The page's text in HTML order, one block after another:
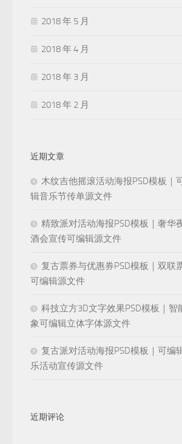
2018 年 5 月
2018 年 4 月
2018 年 3 月
2018 年 2 月
近期文章
木纹吉他摇滚活动海报PSD模板｜
辑音乐节传单源文件
精致派对活动海报PSD模板｜奢华
酒会宣传可编辑源文件
复古票券与优惠券PSD模板｜双联
可编辑源文件
科技立方3D文字效果PSD模板｜智
象可编辑立体字体源文件
复古派对活动海报PSD模板｜可编
乐活动宣传源文件
近期评论